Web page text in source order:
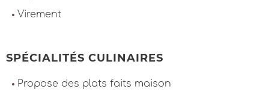
Virement
SPÉCIALITÉS CULINAIRES
Propose des plats faits maison